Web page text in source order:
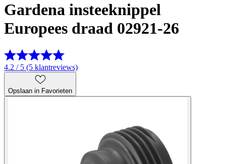
Gardena insteeknippel
Europees draad 02921-26
4.2 / 5 (5 klantreviews)
Opslaan in Favorieten